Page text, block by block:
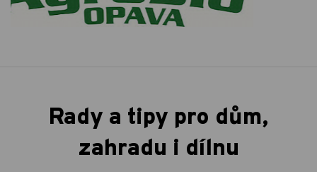
Rady a tipy pro dům,
zahradu i dílnu